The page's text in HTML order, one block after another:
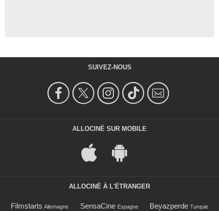
SUIVEZ-NOUS
ALLOCINÉ SUR MOBILE
ALLOCINÉ À L'ÉTRANGER
Filmstarts Allemagne SensaCine Espagne Beyazperde Turquie